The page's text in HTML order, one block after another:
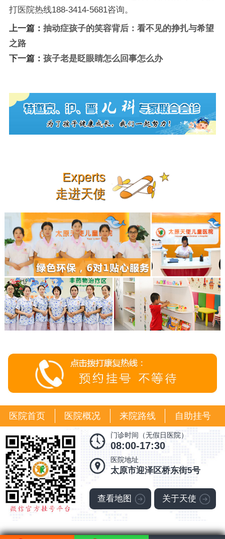
打医院热线188-3414-5681咨询。
上一篇： 抽动症孩子的笑容背后：看不见的挣扎与希望
之路
下一篇： 孩子老是眨眼睛怎么回事怎么办
Experts
走进天使
医院首页 医院概况 来院路线 自助挂号
门诊时间（无假日医院）
08:00-17:30
医院地址
太原市迎泽区桥东街5号
查看地图 关于天使